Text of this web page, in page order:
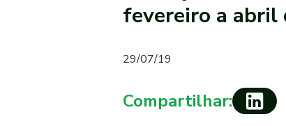
fevereiro a abril
29/07/19
Compartilhar: